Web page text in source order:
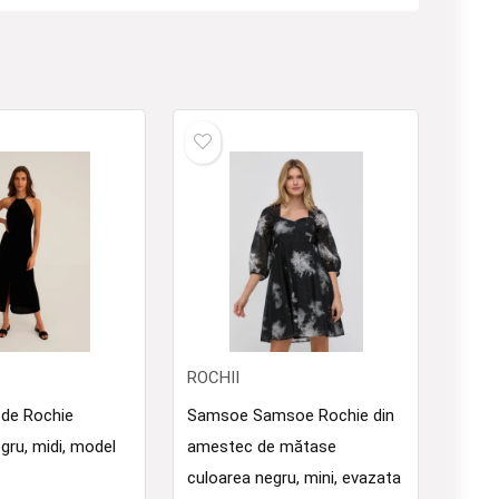
Rochie
midi, model
ROCHII
Samsoe Samsoe Rochie din
amestec de mătase
culoarea negru, mini, evazata